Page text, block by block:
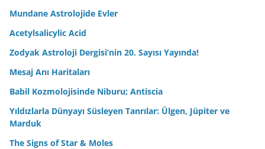
Mundane Astrolojide Evler
Acetylsalicylic Acid
Zodyak Astroloji Dergisi’nin 20. Sayısı Yayında!
Mesaj Anı Haritaları
Babil Kozmolojisinde Niburu; Antiscia
Yıldızlarla Dünyayı Süsleyen Tanrılar: Ülgen, Jüpiter ve
Marduk
The Signs of Star & Moles